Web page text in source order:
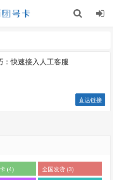
快速接入人工客服
直达链接
(4)
全国发货 (3)